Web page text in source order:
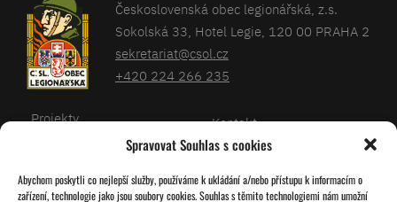
Spravovat Souhlas s cookies
Abychom poskytli co nejlepší služby, používáme k ukládání a/nebo přístupu k informacím o
zařízení, technologie jako jsou soubory cookies. Souhlas s těmito technologiemi nám umožní
Československá obec legionářská, z.s.
Sokolská 33, Hotel Legie, 120 00 PRAHA 2
sekretariat@csol.cz
+420 224 266 235
Projekty
Kalendář
Kontakt
Databáze legionářů
Pro členy